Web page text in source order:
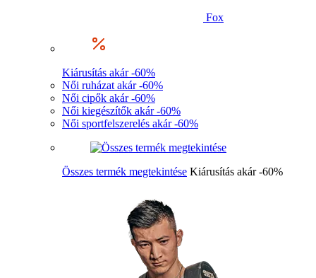
Fox
Kiárusítás akár -60%
Női ruházat akár -60%
Női cipők akár -60%
Női kiegészítők akár -60%
Női sportfelszerelés akár -60%
Összes termék megtekintése Kiárusítás akár -60%